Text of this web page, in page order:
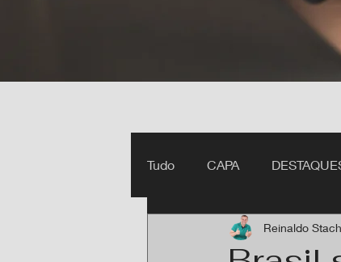
Tudo CAPA
Ipiranga do Norte MT
Reinaldo